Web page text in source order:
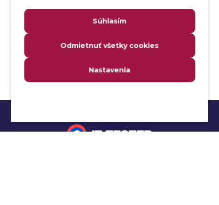
Analýza webových stránok a inventár meraní
Analyzovateľnosť
Anti-malvér
Súhlasím
Odmietnuť všetky cookies
Nastavenia